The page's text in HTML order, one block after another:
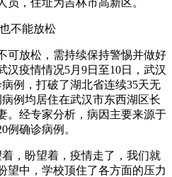
不能放松
可放松，需持续保持警惕并做好
汉疫情情况5月9日至10日，武汉
例，打破了湖北省连续35天无
例均居住在武汉市东西湖区长
。经专家分析，病因主要来源于
例确诊病例。
，盼望着，疫情走了，我们就
望中，学校顶住了各方面的压力